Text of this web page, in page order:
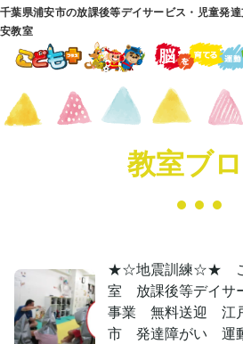
千葉県浦安市の放課後等デイサービス・児童発
安教室
教室ブ
★☆地震訓練☆★ こ
室 放課後等デイサ
事業 無料送迎 江
市 発達障がい 運